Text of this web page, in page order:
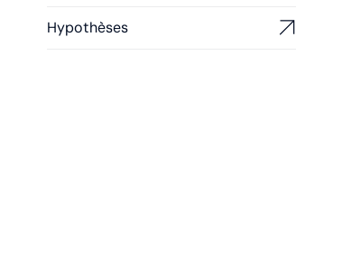
Hypothèses